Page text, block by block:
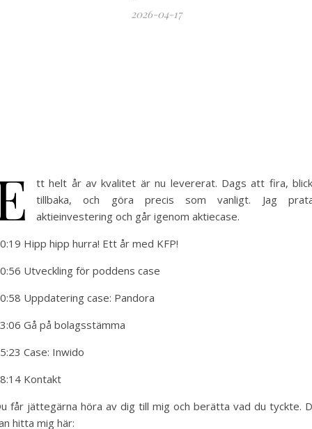
2026-04-17
tt helt år av kvalitet är nu levererat. Dags att fira,
tillbaka, och göra precis som vanligt. Jag
aktieinvestering och går igenom aktiecase.
Hipp hipp hurra! Ett år med KFP!
Utveckling för poddens case
Uppdatering case: Pandora
Gå på bolagsstämma
Case: Inwido
Kontakt
får jättegärna höra av dig till mig och berätta vad du tyckte.
hitta mig här: